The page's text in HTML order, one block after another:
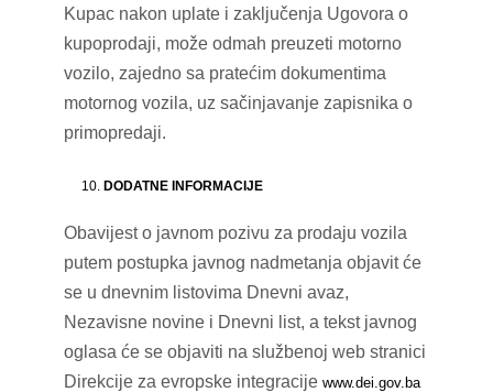
Kupac nakon uplate i zaključenja Ugovora o
kupoprodaji, može odmah preuzeti motorno
vozilo, zajedno sa pratećim dokumentima
motornog vozila, uz sačinjavanje zapisnika o
primopredaji.
DODATNE INFORMACIJE
Obavijest o javnom pozivu za prodaju vozila
putem postupka javnog nadmetanja objavit će
se u dnevnim listovima Dnevni avaz,
Nezavisne novine i Dnevni list, a tekst javnog
oglasa će se objaviti na službenoj web stranici
Direkcije za evropske integracije www.dei.gov.ba